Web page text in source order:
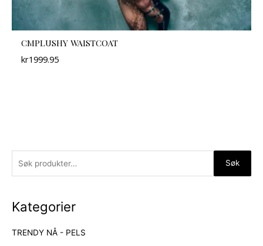
e
t
Søk
Kategorier
TRENDY NÅ - PELS
CMPLUSHY WAISTCOAT
kr1999.95